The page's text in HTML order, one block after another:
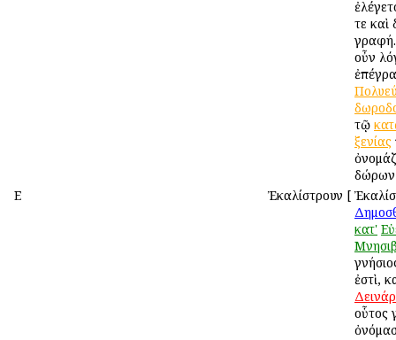
τε
οὖν
τῷ
ξενίας
Ε
Ἐκαλίστρουν [
κατ'
ἐστὶ,
οὗτος